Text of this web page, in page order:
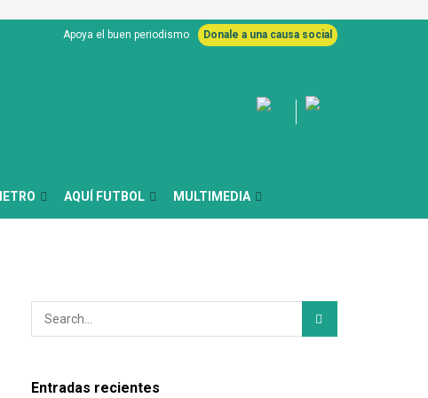
Apoya el buen periodismo Donale a una causa social
AQUÍ FUTBOL MULTIMEDIA
Entradas recientes